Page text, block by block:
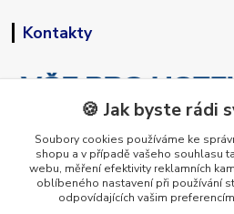
Kontakty
+420 773 794 023
Pondělí-pátek 9-15 hodin
🍪 Jak byste rádi
Soubory cookies používáme ke
shopu a v případě vašeho souhlasu
webu, měření efektivity reklamních
oblíbeného nastavení při používání
odpovídajících vašim